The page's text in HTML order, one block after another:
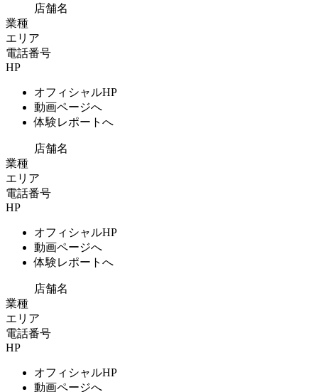
店舗名
業種
エリア
電話番号
HP
オフィシャルHP
動画ページへ
体験レポートへ
店舗名
業種
エリア
電話番号
HP
オフィシャルHP
動画ページへ
体験レポートへ
店舗名
業種
エリア
電話番号
HP
オフィシャルHP
動画ページへ